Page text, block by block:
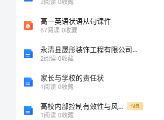
2阅读 0收藏
高一英语状语从句课件
67阅读 0收藏
永清县晟彤装饰工程有限公司介绍企业发展分析报告
2阅读 0收藏
家长与学校的责任状
1阅读 0收藏
高校内部控制有效性与风险管理研究综述 付费
1阅读 0收藏